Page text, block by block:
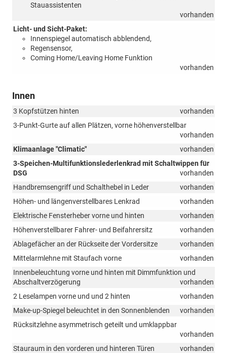
Stauassistenten
vorhanden
Licht- und Sicht-Paket:
Innenspiegel automatisch abblendend,
Regensensor,
Coming Home/Leaving Home Funktion
vorhanden
Innen
3 Kopfstützen hinten
vorhanden
3-Punkt-Gurte auf allen Plätzen, vorne höhenverstellbar
vorhanden
Klimaanlage "Climatic"
vorhanden
3-Speichen-Multifunktionslederlenkrad mit Schaltwippen für
DSG
vorhanden
Handbremsengriff und Schalthebel in Leder
vorhanden
Höhen- und längenverstellbares Lenkrad
vorhanden
Elektrische Fensterheber vorne und hinten
vorhanden
Höhenverstellbarer Fahrer- und Beifahrersitz
vorhanden
Ablagefächer an der Rückseite der Vordersitze
vorhanden
Mittelarmlehne mit Staufach vorne
vorhanden
Innenbeleuchtung vorne und hinten mit Dimmfunktion und
Abschaltverzögerung
vorhanden
2 Leselampen vorne und und 2 hinten
vorhanden
Make-up-Spiegel beleuchtet in den Sonnenblenden
vorhanden
Rücksitzlehne asymmetrisch geteilt und umklappbar
vorhanden
Stauraum in den vorderen und hinteren Türen
vorhanden